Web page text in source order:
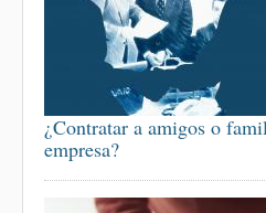
¿Contratar a amigos o
empresa?